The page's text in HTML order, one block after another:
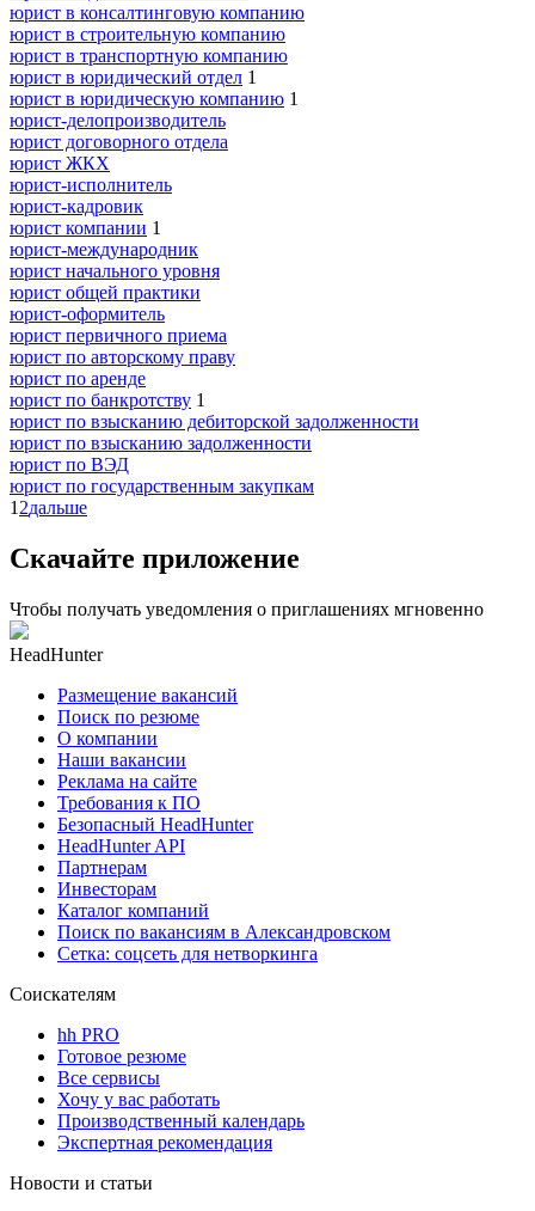
юрист в консалтинговую компанию
юрист в строительную компанию
юрист в транспортную компанию
юрист в юридический отдел 1
юрист в юридическую компанию 1
юрист-делопроизводитель
юрист договорного отдела
юрист ЖКХ
юрист-исполнитель
юрист-кадровик
юрист компании 1
юрист-международник
юрист начального уровня
юрист общей практики
юрист-оформитель
юрист первичного приема
юрист по авторскому праву
юрист по аренде
юрист по банкротству 1
юрист по взысканию дебиторской задолженности
юрист по взысканию задолженности
юрист по ВЭД
юрист по государственным закупкам
1 2дальше
Скачайте приложение
Чтобы получать уведомления о приглашениях мгновенно
HeadHunter
Размещение вакансий
Поиск по резюме
О компании
Наши вакансии
Реклама на сайте
Требования к ПО
Безопасный HeadHunter
HeadHunter API
Партнерам
Инвесторам
Каталог компаний
Поиск по вакансиям в Александровском
Сетка: соцсеть для нетворкинга
Соискателям
hh PRO
Готовое резюме
Все сервисы
Хочу у вас работать
Производственный календарь
Экспертная рекомендация
Новости и статьи